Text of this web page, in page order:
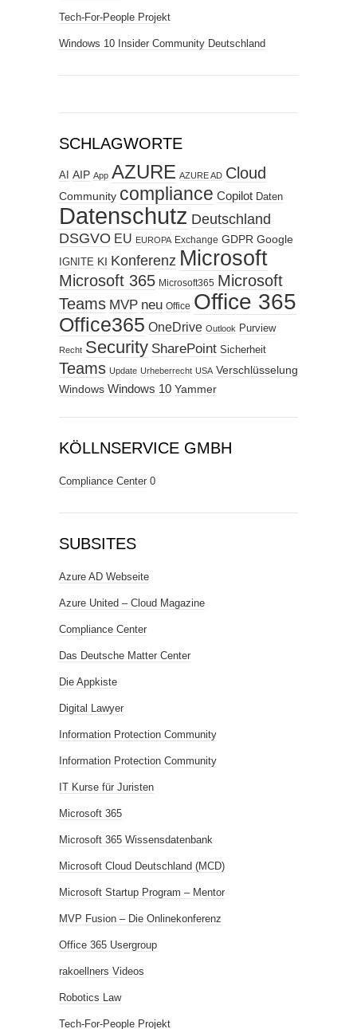
Tech-For-People Projekt
Windows 10 Insider Community Deutschland
SCHLAGWORTE
AI AIP App AZURE AZURE AD Cloud
Community compliance Copilot Daten
Datenschutz Deutschland
DSGVO EU EUROPA Exchange GDPR Google
IGNITE KI Konferenz Microsoft
Microsoft 365 Microsoft365 Microsoft
Teams MVP neu Office Office 365
Office365 OneDrive Outlook Purview
Recht Security SharePoint Sicherheit
Teams Update Urheberrecht USA Verschlüsselung
Windows Windows 10 Yammer
KÖLLNSERVICE GMBH
Compliance Center 0
SUBSITES
Azure AD Webseite
Azure United – Cloud Magazine
Compliance Center
Das Deutsche Matter Center
Die Appkiste
Digital Lawyer
Information Protection Community
Information Protection Community
IT Kurse für Juristen
Microsoft 365
Microsoft 365 Wissensdatenbank
Microsoft Cloud Deutschland (MCD)
Microsoft Startup Program – Mentor
MVP Fusion – Die Onlinekonferenz
Office 365 Usergroup
rakoellners Videos
Robotics Law
Tech-For-People Projekt